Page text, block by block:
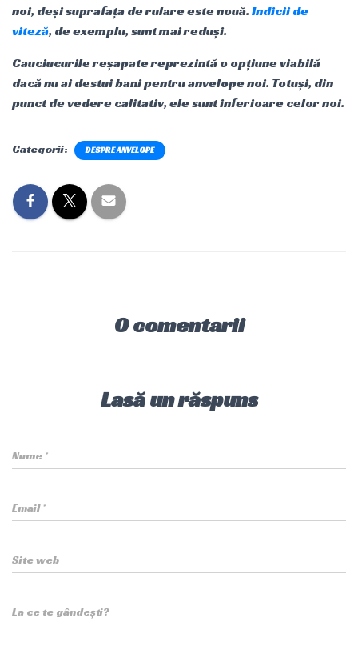
noi, deși suprafața de rulare este nouă.Indicii de
viteză, de exemplu, sunt mai reduși.
Cauciucurile reșapate reprezintă o opțiune viabilă
dacă nu ai destui bani pentru anvelope noi. Totuși, din
punct de vedere calitativ, ele sunt inferioare celor noi.
Categorii: DESPRE ANVELOPE
0 comentarii
Lasă un răspuns
Nume *
Email*
Site web
La ce te gândești?